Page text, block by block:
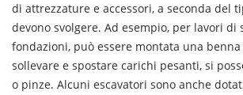
di attrezzature e accessori, a seconda del
devono svolgere. Ad esempio, per lavori di
fondazioni, può essere montata una benna
sollevare e spostare carichi pesanti, si
o pinze. Alcuni escavatori sono anche